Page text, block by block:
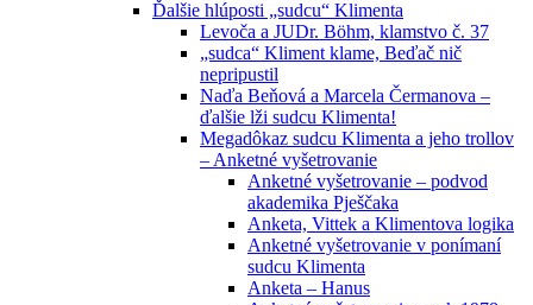
Ďalšie hlúposti „sudcu“ Klimenta
Levoča a JUDr. Böhm, klamstvo č. 37
„sudca“ Kliment klame, Beďač nič
nepripustil
Naďa Beňová a Marcela Čermanova –
ďalšie lži sudcu Klimenta!
Megadôkaz sudcu Klimenta a jeho trollov
– Anketné vyšetrovanie
Anketné vyšetrovanie – podvod
akademika Pješčaka
Anketa, Vittek a Klimentova logika
Anketné vyšetrovanie v ponímaní
sudcu Klimenta
Anketa – Hanus